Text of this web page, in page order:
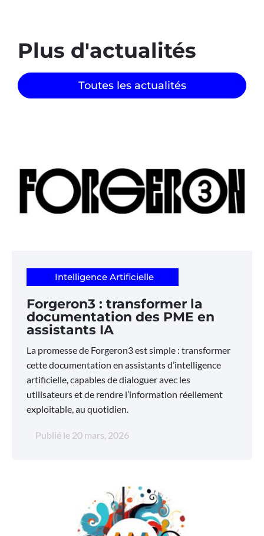
Plus d'actualités
Toutes les actualités
Intelligence Artificielle
Forgeron3 : transformer la
documentation des PME en
assistants IA
La promesse de Forgeron3 est simple : transformer
cette documentation en assistants d’intelligence
artificielle, capables de dialoguer avec les
utilisateurs et de rendre l’information réellement
exploitable, au quotidien.
Publié le 20 mars, 2026